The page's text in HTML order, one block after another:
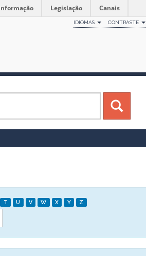
Legislação Canais
IDIOMAS CONTRASTE
T U V W X Y Z